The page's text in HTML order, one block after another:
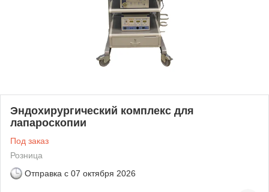
Эндохирургический комплекс для
лапароскопии
Под заказ
Розница
Отправка с 07 октября 2026